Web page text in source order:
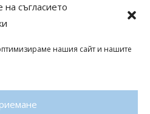
на съгласието
нашия сайт и нашите